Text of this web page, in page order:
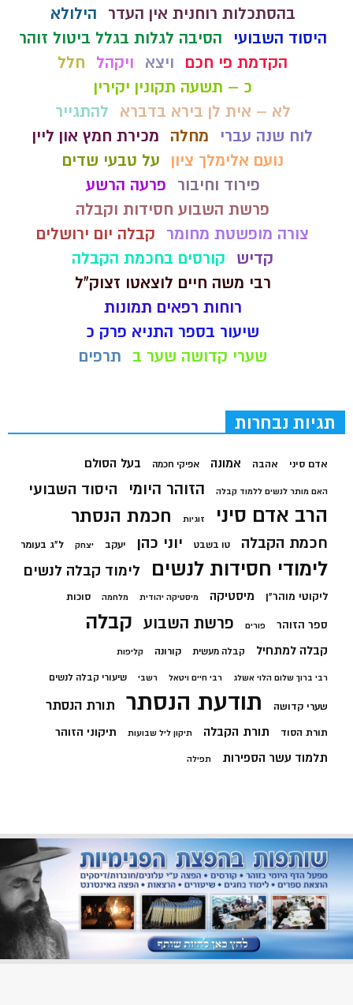
בהסתכלות רוחנית אין העדר
הילולא
היסוד השבועי
הסיבה לגלות בגלל ביטול זוהר
הקדמת פי חכם
ויצא ויקהל
חלל
כ – תשעה תקונין יקירין
לא – אית לן בירא בדברא
להתגייר
לוח שנה עברי
מחלה
מכירת חמץ און ליין
נועם אלימלך ציון
על טבעי שדים
פירוד וחיבור
פרעה הרשע
פרשת השבוע חסידות וקבלה
צורה מופשטת מחומר
קבלה יום ירושלים
קדיש
קורסים בחכמת הקבלה
רבי משה חיים לוצאטו זצוק"ל
רוחות רפאים תמונות
שיעור בספר התניא פרק כ
שערי קדושה שער ב
תרפים
תגיות נבחרות
אדם סיני אהבה אמונה אפיקי חכמה בעל הסולם
האם מותר לנשים ללמוד קבלה הזוהר היומי היסוד השבועי
הרב אדם סיני זוגיות חכמת הנסתר
חכמת הקבלה טו בשבט יוני כהן יעקב יצחק ל"ג בעומר
לימודי חסידות לנשים לימוד קבלה לנשים
ליקוטי מוהר"ן מיסטיקה מיסטיקה יהודית מלחמה סוכות
ספר הזוהר פורים פרשת השבוע קבלה
קבלה למתחיל קבלה מעשית קורונה קליפות
רבי ברוך שלום הלוי אשלג רבי חיים ויטאל רשבי שיעורי קבלה לנשים
שערי קדושה תודעת הנסתר תורת הנסתר
תורת הסוד תורת הקבלה תיקון ליל שבועות תיקוני הזוהר
תלמוד עשר הספירות תפילה